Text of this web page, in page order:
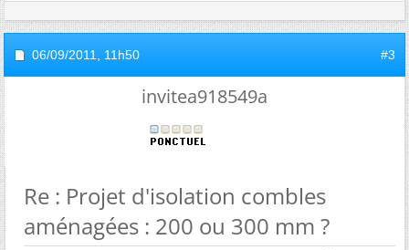
06/09/2011, 11h50 #3
invitea918549a
Re : Projet d'isolation combles
aménagées : 200 ou 300 mm ?